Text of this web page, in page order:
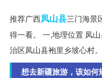
推荐广西凤山县三门海景
得一看。 一,地理位置 凤
治区凤山县袍里乡坡心村
想去新疆旅游，该如何